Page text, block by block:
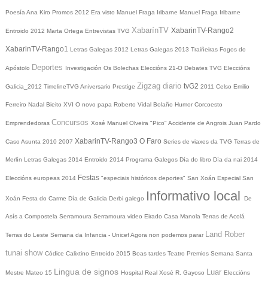
Poesía Ana Kiro Promos 2012 Era visto Manuel Fraga Iribarne Manuel Fraga Iribarne
Entroido 2012 Marta Ortega Entrevistas TVG XabarínTV XabarinTV-Rango2
XabarinTV-Rango1 Letras Galegas 2012 Letras Galegas 2013 Traiñeiras Fogos do
Apóstolo Deportes Investigación Os Bolechas Eleccións 21-O Debates TVG Eleccións
Galicia_2012 TimelineTVG Aniversario Prestige Zigzag diario tvG2 2011 Celso Emilio
Ferreiro Nadal Bieito XVI O novo papa Roberto Vidal Bolaño Humor Corcoesto
Emprendedoras Concursos Xosé Manuel Olveira "Pico" Accidente de Angrois Juan Pardo
Caso Asunta 2010 2007 XabarinTV-Rango3 O Faro Series de viaxes da TVG Terras de
Merlín Letras Galegas 2014 Entroido 2014 Programa Galegos Día do libro Día da nai 2014
Eleccións europeas 2014 Festas "especiais históricos deportes" San Xoán Especial San
Xoán Festa do Carme Día de Galicia Derbi galego Informativo local De
Asís a Compostela Serramoura Serramoura video Eirado Casa Manola Terras de Acolá
Terras do Leste Semana da Infancia - UnicefAgora non podemos parar Land Rober
tunai show Códice Calixtino Entroido 2015 Boas tardes Teatro Premios Semana Santa
Mestre Mateo 15 Lingua de signos Hospital Real Xosé R. Gayoso Luar Eleccións